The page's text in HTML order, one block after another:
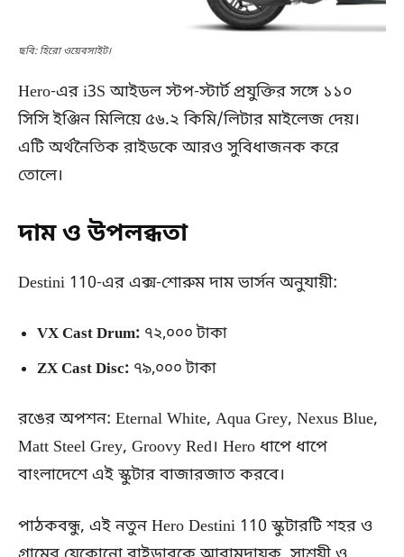
ছবি: হিরো ওয়েবসাইট।
Hero-এর i3S আইডল স্টপ-স্টার্ট প্রযুক্তির সঙ্গে ১১০
সিসি ইঞ্জিন মিলিয়ে ৫৬.২ কিমি/লিটার মাইলেজ দেয়।
এটি অর্থনৈতিক রাইডকে আরও সুবিধাজনক করে
তোলে।
দাম ও উপলব্ধতা
Destini 110-এর এক্স-শোরুম দাম ভার্সন অনুযায়ী:
VX Cast Drum: ৭২,০০০ টাকা
ZX Cast Disc: ৭৯,০০০ টাকা
রঙের অপশন: Eternal White, Aqua Grey, Nexus Blue,
Matt Steel Grey, Groovy Red। Hero ধাপে ধাপে
বাংলাদেশে এই স্কুটার বাজারজাত করবে।
পাঠকবন্ধু, এই নতুন Hero Destini 110 স্কুটারটি শহর ও